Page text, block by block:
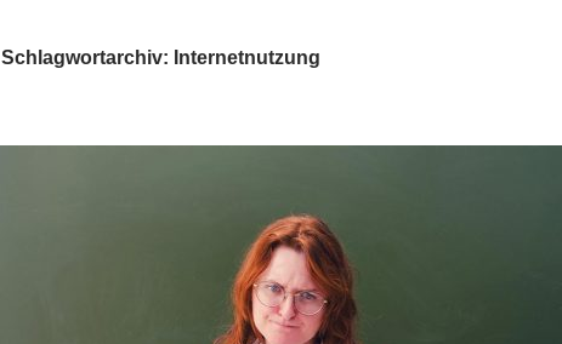
Schlagwortarchiv: Internetnutzung